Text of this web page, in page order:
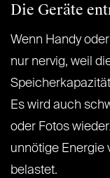
Die Geräte
Wenn Handy
nur nervig, weil
Es wird auch
oder Fotos
unnötige Energie
belastet.